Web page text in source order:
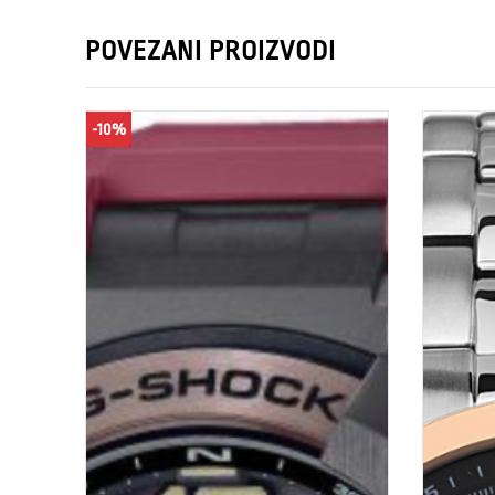
POVEZANI PROIZVODI
-10%